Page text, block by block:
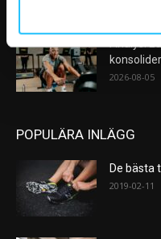
2026-08-05
POPULÄRA INLÄGG
De bästa
2019-02-11